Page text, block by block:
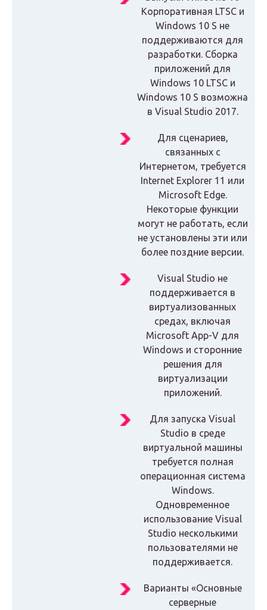
Корпоративная LTSC и
Windows 10 S не
поддерживаются для
разработки. Сборка
приложений для
Windows 10 LTSC и
Windows 10 S возможна
в Visual Studio 2017.
Для сценариев,
связанных с
Интернетом, требуется
Internet Explorer 11 или
Microsoft Edge.
Некоторые функции
могут не работать, если
не установлены эти или
более поздние версии.
Visual Studio не
поддерживается в
виртуализованных
средах, включая
Microsoft App-V для
Windows и сторонние
решения для
виртуализации
приложений.
Для запуска Visual
Studio в среде
виртуальной машины
требуется полная
операционная система
Windows.
Одновременное
использование Visual
Studio несколькими
пользователями не
поддерживается.
Варианты «Основные
серверные